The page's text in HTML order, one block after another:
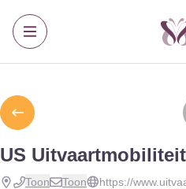
US Uitvaartmobiliteit
Toon Toon https://